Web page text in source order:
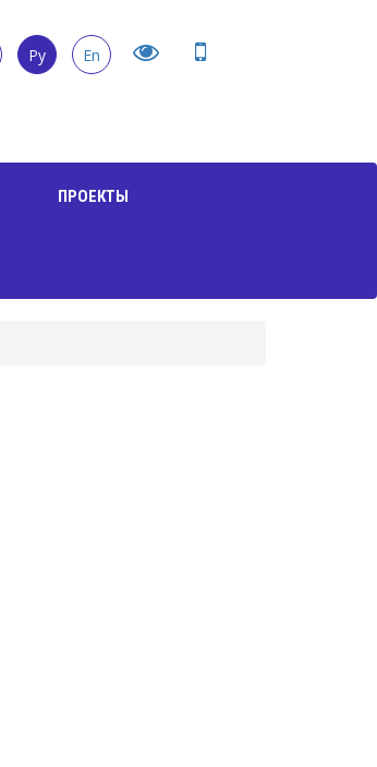
Ру En
ПРОЕКТЫ